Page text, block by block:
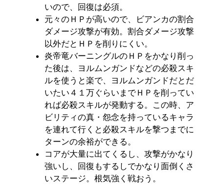
いので、回復は必須。
元々のＨＰが高いので、ビアンカの割合
ダメージ攻撃が有効。割合ダメージ攻撃
以外だとＨＰを削りにくい。
炎帝竜バーニングルのＨＰをかなり削っ
た後は、ヨルムンガンドなどの必殺スキ
ルを使うと楽で、ヨルムンガンドだとだ
いたい４１万ぐらいまでＨＰを削ってい
れば必殺スキルが発動する。この時、ア
ビリティの真・怨念を持っているキャラ
を連れて行くと必殺スキルを撃つまでに
ターンの余裕ができる。
コアが大量に出てくるし、攻撃がかなり
強いし、回復もするしでかなり面倒くさ
いステージ。根気強く戦おう。